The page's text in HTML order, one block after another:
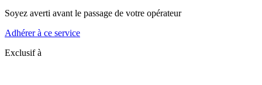
Soyez averti avant le passage de votre opérateur
Adhérer à ce service
Exclusif à